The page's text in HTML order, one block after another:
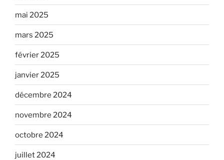
mai 2025
mars 2025
février 2025
janvier 2025
décembre 2024
novembre 2024
octobre 2024
juillet 2024